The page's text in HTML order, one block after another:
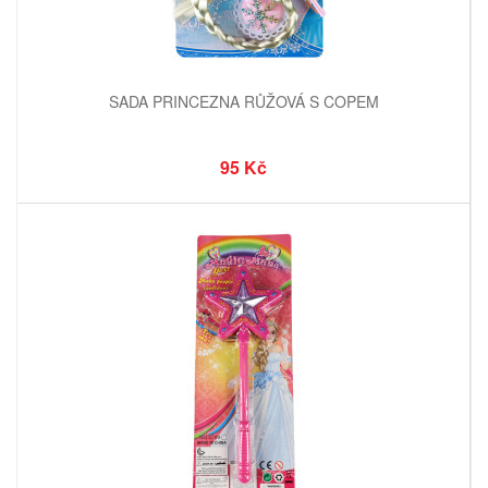
SADA PRINCEZNA RŮŽOVÁ S COPEM
95 Kč